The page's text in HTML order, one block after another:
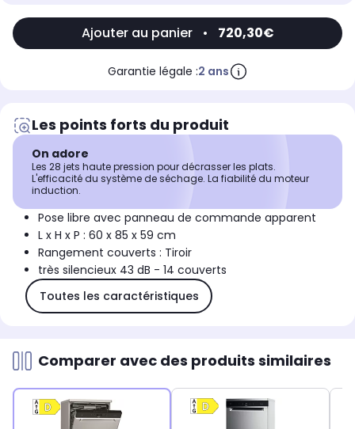
Ajouter au panier • 720,30€
Garantie légale :2 ans
Les points forts du produit
On adore
Les 28 jets haute pression pour décrasser les plats.
L'efficacité du système de séchage. La fiabilité du moteur
induction.
Pose libre avec panneau de commande apparent
L x H x P : 60 x 85 x 59 cm
Rangement couverts : Tiroir
très silencieux 43 dB - 14 couverts
Toutes les caractéristiques
Comparer avec des produits similaires